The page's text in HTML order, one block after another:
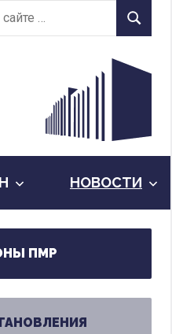
Найти
НОВОСТИ
ПМР